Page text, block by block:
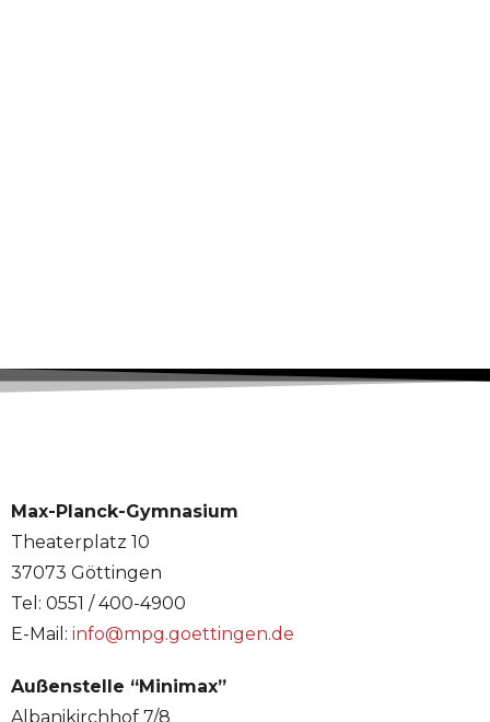
Max-Planck-Gymnasium
Theaterplatz 10
37073 Göttingen
Tel: 0551 / 400-4900
E-Mail: info@mpg.goettingen.de
Außenstelle “Minimax”
Albanikirchhof 7/8